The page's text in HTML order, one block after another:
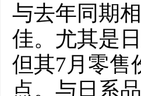
与去年同期
佳。尤其是
但其7月零售
点。与日系